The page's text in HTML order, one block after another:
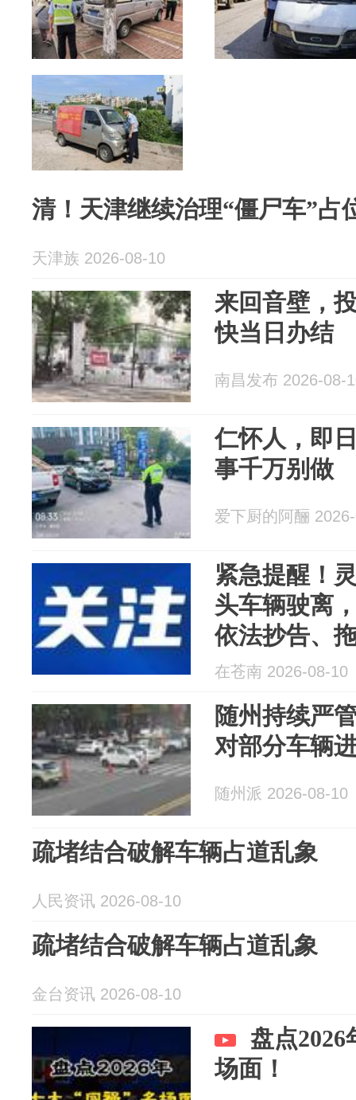
清！天津继续治理“僵尸车”占
天津族 2026-08-10
来回音壁，
快当日办结
南昌发布 2026-08-
仁怀人，即
事千万别做
爱下厨的阿酾
紧急提醒！
头车辆驶离
依法抄告、
在苍南 2026-08-10
随州持续严
对部分车辆
随州派 2026-08-10
疏堵结合破解车辆占道乱象
人民资讯 2026-08-10
疏堵结合破解车辆占道乱象
金台资讯 2026-08-10
盘点2026
场面！